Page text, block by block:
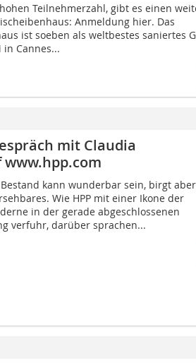
Teilnehmerzahl, gibt es einen
Anmeldung hier. Das
ist soeben als weltbestes saniertes
Cannes...
mit Claudia
www.hpp.com
kann wunderbar sein, birgt
Wie HPP mit einer Ikone der
in der gerade abgeschlossenen
verfuhr, darüber sprachen...